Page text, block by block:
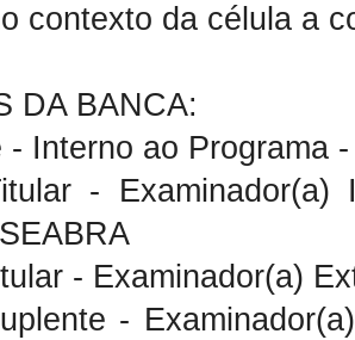
contexto da célula a
DA BANCA:
- Interno ao Programa
-
- Examinador(a)
-